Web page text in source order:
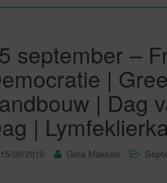
september –
|
| Dag
|
15/09/2019 Gina Makken